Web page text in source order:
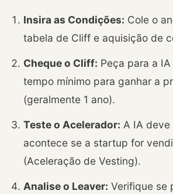
Insira as Condições: Cole o
tabela de Cliff e aquisição de
Cheque o Cliff: Peça para a
tempo mínimo para ganhar a
(geralmente 1 ano).
Teste o Acelerador: A IA
acontece se a startup for
(Aceleração de Vesting).
Analise o Leaver: Verifique se